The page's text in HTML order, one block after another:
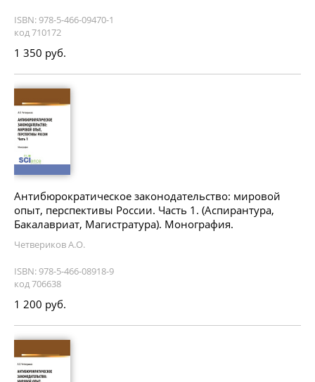
ISBN: 978-5-466-09470-1
код 710172
1 350 руб.
Антибюрократическое законодательство: мировой
опыт, перспективы России. Часть 1. (Аспирантура,
Бакалавриат, Магистратура). Монография.
Четвериков А.О.
ISBN: 978-5-466-08918-9
код 706638
1 200 руб.